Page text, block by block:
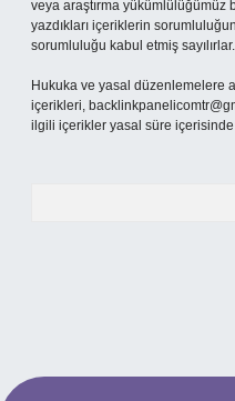
veya araştırma yükümlülüğümüz
yazdıkları içeriklerin
sorumluluğu kabul etmiş sayılırlar.
Hukuka ve yasal düzenlemelere
içerikleri,
ilgili içerikler yasal süre içerisinde
giriş